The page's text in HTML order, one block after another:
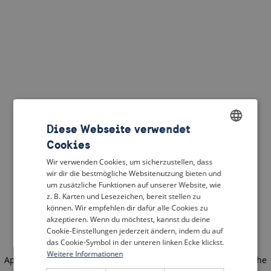
Application error: a client-side exception has occurred
(see the
DUTCH
FRENCH
GERMAN
Diese Webseite verwendet
Cookies
Wir verwenden Cookies, um sicherzustellen, dass
wir dir die bestmögliche Websitenutzung bieten und
um zusätzliche Funktionen auf unserer Website, wie
z. B. Karten und Lesezeichen, bereit stellen zu
können. Wir empfehlen dir dafür alle Cookies zu
akzeptieren. Wenn du möchtest, kannst du deine
Cookie-Einstellungen jederzeit ändern, indem du auf
das Cookie-Symbol in der unteren linken Ecke klickst.
Weitere Informationen